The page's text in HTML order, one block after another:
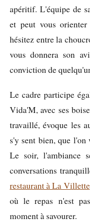
apéritif. L'équipe de
et peut vous
hésitez entre la
vous donnera son
conviction de
Le cadre participe
Vida'M, avec ses
travaillé, évoque les
s'y sent bien, que l'on
Le soir, l'ambiance
conversations
restaurant à La Villette
où le repas n'est
moment à savourer.